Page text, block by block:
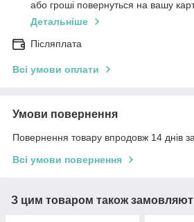
або гроші повернуться на вашу
Детальніше
Післяплата
Всі умови оплати
Умови повернення
Повернення товару впродовж 14 днів
Всі умови повернення
З цим товаром також